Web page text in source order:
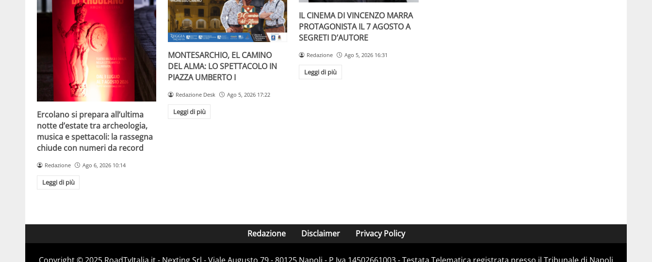
Ercolano si prepara all’ultima
notte d’estate tra archeologia,
musica e spettacoli: la rassegna
chiude con numeri da record
Redazione Ago 6, 2026 10:14
Leggi di più
MONTESARCHIO, EL CAMINO
DEL ALMA: LO SPETTACOLO IN
PIAZZA UMBERTO I
Redazione Desk Ago 5, 2026 17:22
Leggi di più
IL CINEMA DI VINCENZO MARRA
PROTAGONISTA IL 7 AGOSTO A
SEGRETI D’AUTORE
Redazione Ago 5, 2026 16:31
Leggi di più
Redazione Disclaimer Privacy Policy